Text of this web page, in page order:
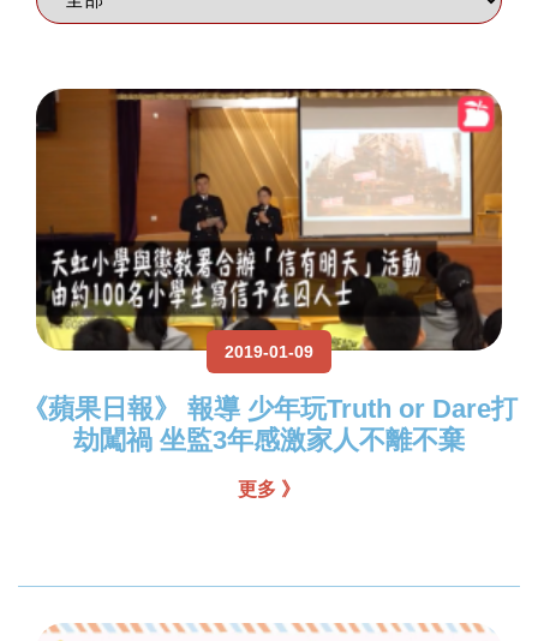
2019-01-09
《蘋果日報》 報導 少年玩Truth or Dare打
劫闖禍 坐監3年感激家人不離不棄
更多 》